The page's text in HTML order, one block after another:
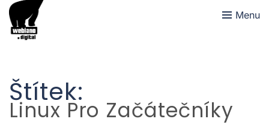
Menu
Štítek:
Linux Pro Začátečníky